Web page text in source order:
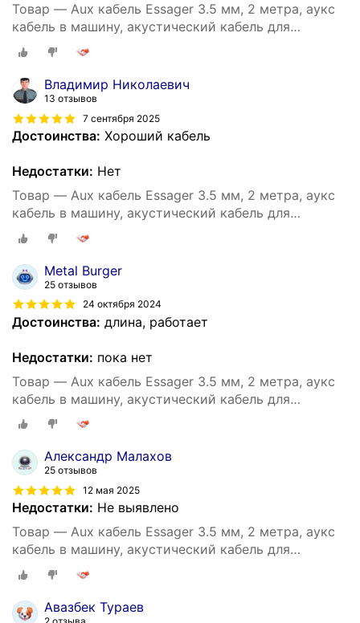
Товар — Aux кабель Essager 3.5 мм, 2 метра, аукс
кабель в машину, акустический кабель для
наушников, аудио кабель 3.5 мм (Серый)
Владимир Николаевич
13 отзывов
7 сентября 2025
Достоинства: Хороший кабель
Недостатки: Нет
Товар — Aux кабель Essager 3.5 мм, 2 метра, аукс
кабель в машину, акустический кабель для
наушников, аудио кабель 3.5 мм (Серый)
Metal Burger
25 отзывов
24 октября 2024
Достоинства: длина, работает
Недостатки: пока нет
Товар — Aux кабель Essager 3.5 мм, 2 метра, аукс
кабель в машину, акустический кабель для
наушников, аудио кабель 3.5 мм (Серый)
Александр Малахов
25 отзывов
12 мая 2025
Недостатки: Не выявлено
Товар — Aux кабель Essager 3.5 мм, 2 метра, аукс
кабель в машину, акустический кабель для
наушников, аудио кабель 3.5 мм (Серый)
Авазбек Тураев